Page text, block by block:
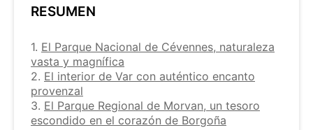
RESUMEN
1. El Parque Nacional de Cévennes, naturaleza
vasta y magnífica
2. El interior de Var con auténtico encanto
provenzal
3. El Parque Regional de Morvan, un tesoro
escondido en el corazón de Borgoña